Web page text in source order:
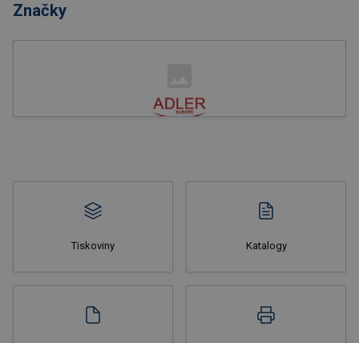
Značky
Tiskoviny Katalogy